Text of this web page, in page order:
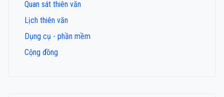
Quan sát thiên văn
Lịch thiên văn
Dụng cụ - phần mềm
Cộng đồng